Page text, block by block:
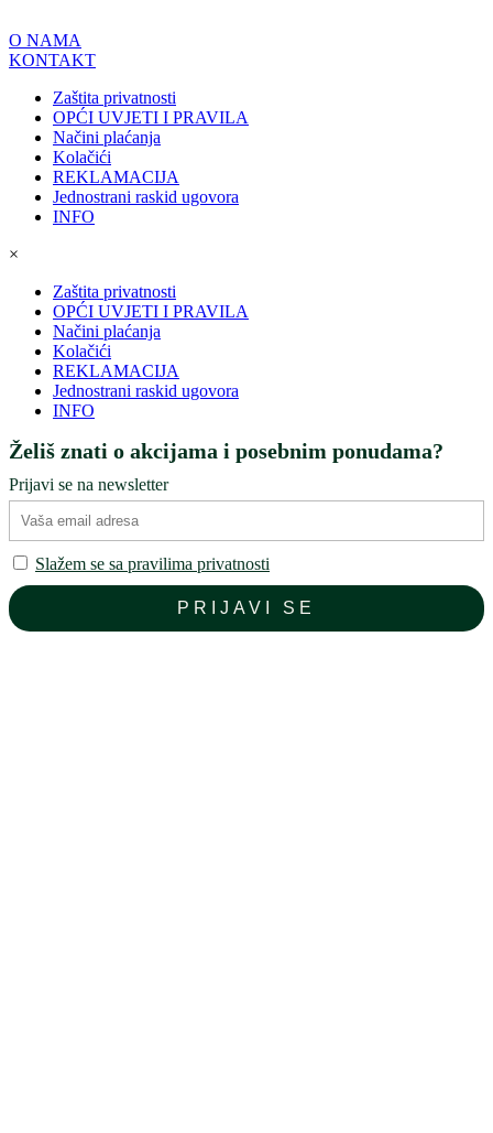
O NAMA
KONTAKT
Zaštita privatnosti
OPĆI UVJETI I PRAVILA
Načini plaćanja
Kolačići
REKLAMACIJA
Jednostrani raskid ugovora
INFO
×
Zaštita privatnosti
OPĆI UVJETI I PRAVILA
Načini plaćanja
Kolačići
REKLAMACIJA
Jednostrani raskid ugovora
INFO
Želiš znati o akcijama i posebnim ponudama?
Prijavi se na newsletter
Slažem se sa pravilima privatnosti